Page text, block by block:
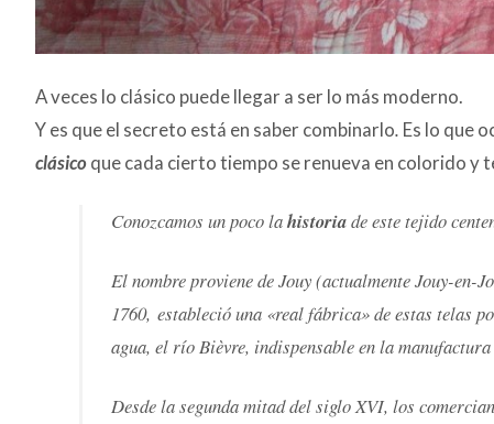
A veces lo clásico puede llegar a ser lo más moderno.
Y es que el secreto está en saber combinarlo. Es lo que
clásicoque cada cierto tiempo se renueva en colorido y
Conozcamos un poco lahistoriade este tejido
El nombre proviene de Jouy (actualmente Jouy-
1760, estableció una «real fábrica» de estas telas
agua, el río Bièvre, indispensable en la
Desde la segunda mitad del siglo XVI, los